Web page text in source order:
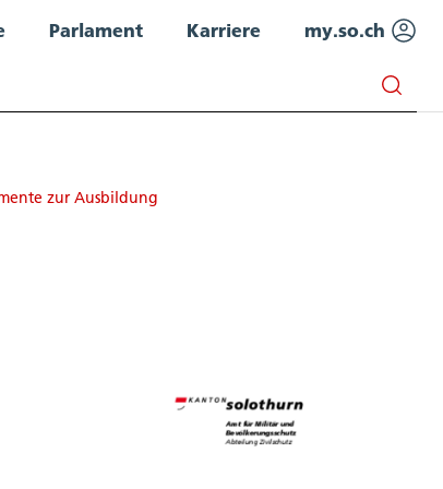
Parlament Karriere my.so.ch
zur Ausbildung